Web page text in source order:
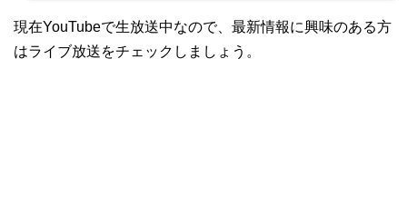
現在YouTubeで生放送中なので、最新情報に興味のある方
はライブ放送をチェックしましょう。